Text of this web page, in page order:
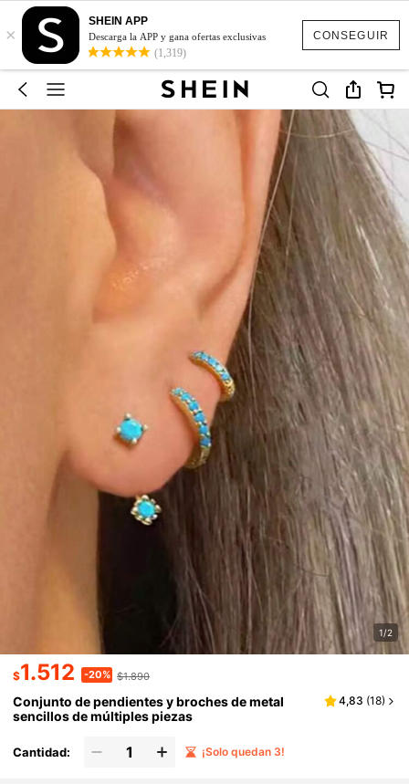
CONSEGUIR
×
SHEIN APP
Descarga la APP y gana ofertas exclusivas
(1,319)
1/2
$1.512 -20% $1.890
Conjunto de pendientes y broches de metal
sencillos de múltiples piezas
4,83 (18)
Cantidad: ¡Solo quedan 3!